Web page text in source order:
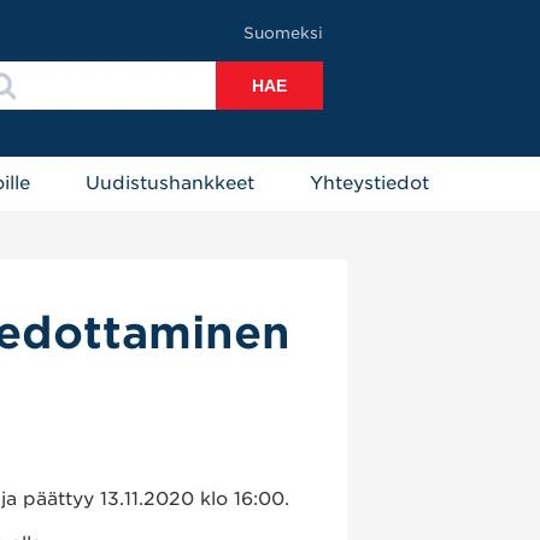
Suomeksi
Uudistushankkeet Yhteystiedot
päättyy 13.11.2020 klo 16:00.